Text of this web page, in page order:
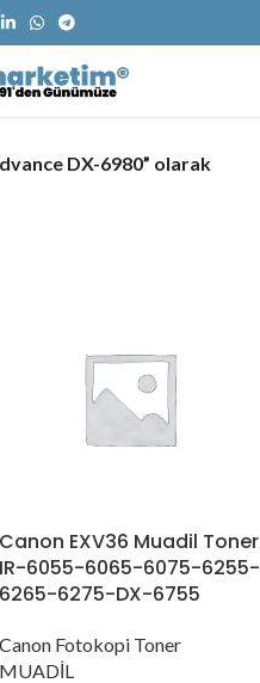
DX-6980” olarak
Canon EXV36 Muadil Toner
IR-6055-6065-6075-6255-
6265-6275-DX-6755
Canon Fotokopi Toner
MUADİL